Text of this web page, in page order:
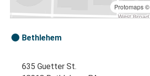
Protomaps©
Bethlehem
635 Guetter St.